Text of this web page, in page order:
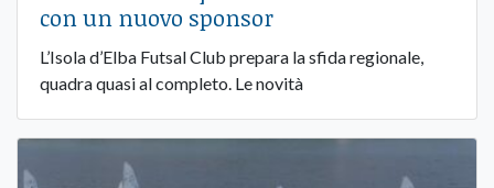
con un nuovo sponsor
L’Isola d’Elba Futsal Club prepara la sfida regionale,
quadra quasi al completo. Le novità